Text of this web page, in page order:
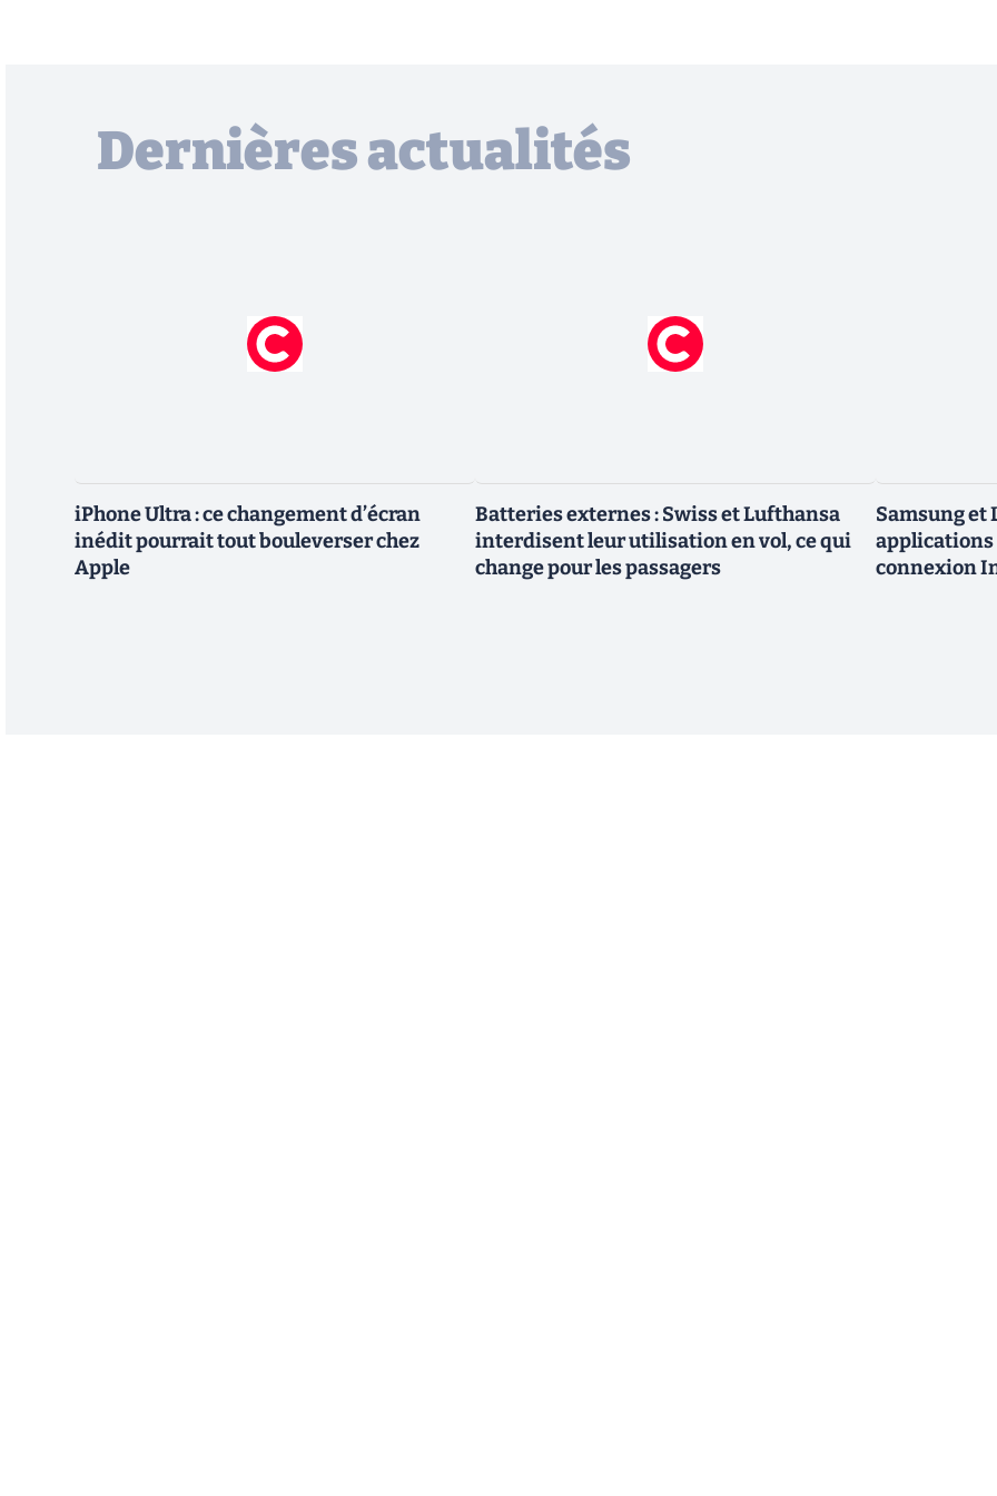
Dernières actualités
iPhone Ultra : ce changement d’écran
inédit pourrait tout bouleverser chez
Apple
Batteries externes : Swiss et Lufthansa
interdisent leur utilisation en vol, ce qui
change pour les passagers
Samsung et
applications
connexion